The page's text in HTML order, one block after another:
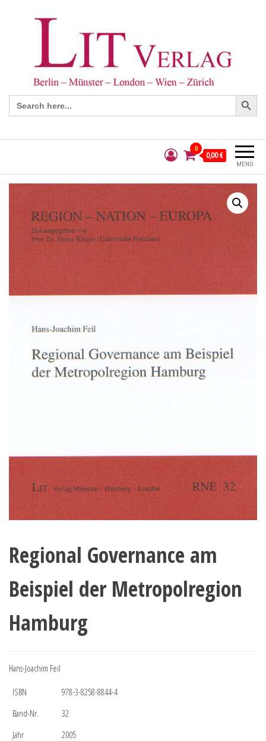
Search
for:
Search Button
MENÜ
0
0,00 €
Regional Governance am
Beispiel der Metropolregion
Hamburg
Hans-Joachim Feil
ISBN
978-3-8258-8844-4
Band-Nr.
32
Jahr
2005